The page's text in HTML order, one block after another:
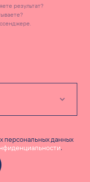
результат?
персональных данных
.